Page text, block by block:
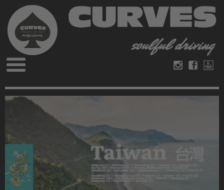
Blog
Magazine
Videos
Deutsch Englisch
Datenschutz
Kontakt